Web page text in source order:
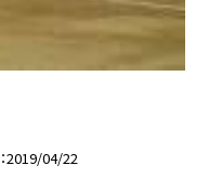
2019/04/22